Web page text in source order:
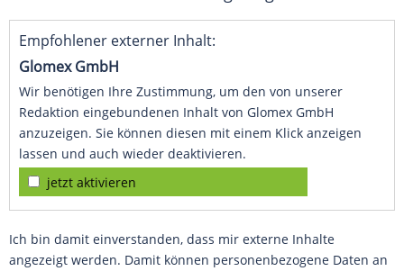
Empfohlener externer Inhalt:
Glomex GmbH
Wir benötigen Ihre Zustimmung, um den von unserer
Redaktion eingebundenen Inhalt von Glomex GmbH
anzuzeigen. Sie können diesen mit einem Klick anzeigen
lassen und auch wieder deaktivieren.
jetzt aktivieren
Ich bin damit einverstanden, dass mir externe Inhalte
angezeigt werden. Damit können personenbezogene Daten an